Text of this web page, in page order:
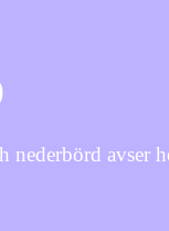
avser